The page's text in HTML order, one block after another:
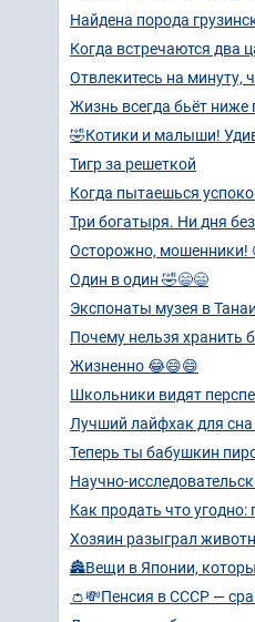
Найдена порода
Когда встречаются два
Отвлекитесь на
Жизнь всегда бьёт ниже
🤣Котики и малыши!
Тигр за решеткой
Когда пытаешься
Три богатыря. Ни дня
Осторожно, мошенники!
Один в один 🤣😄😄
Экспонаты музея в
Почему нельзя хранить
Жизненно 😂😄😄
Школьники видят
Лучший лайфхак для сна
Теперь ты бабушкин
Научно-
Как продать что угодно:
Хозяин разыграл
🏯Вещи в Японии,
👛💸Пенсия в СССР —